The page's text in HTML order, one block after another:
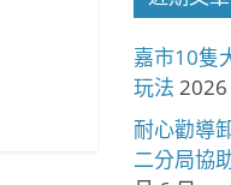
嘉市10隻
玩法 2026
耐心勸導
二分局協